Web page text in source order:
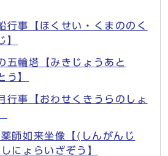
行事【ほくせい・くまののく
】
五輪塔【みきじょうあと
う】
行事【おわせくきうらのしょ
師如来坐像【(しんがんじ
にょらいざぞう】